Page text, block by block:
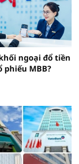
ngoại đổ tiền
phiếu MBB?